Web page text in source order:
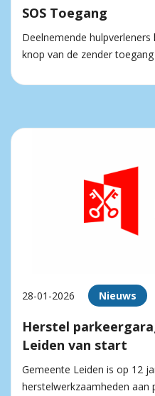
SOS Toegang
Deelnemende
knop van de zender
28-01-2026 Nieuws
Herstel
Leiden van start
Gemeente Leiden is op 12
herstelwerkzaamheden aan